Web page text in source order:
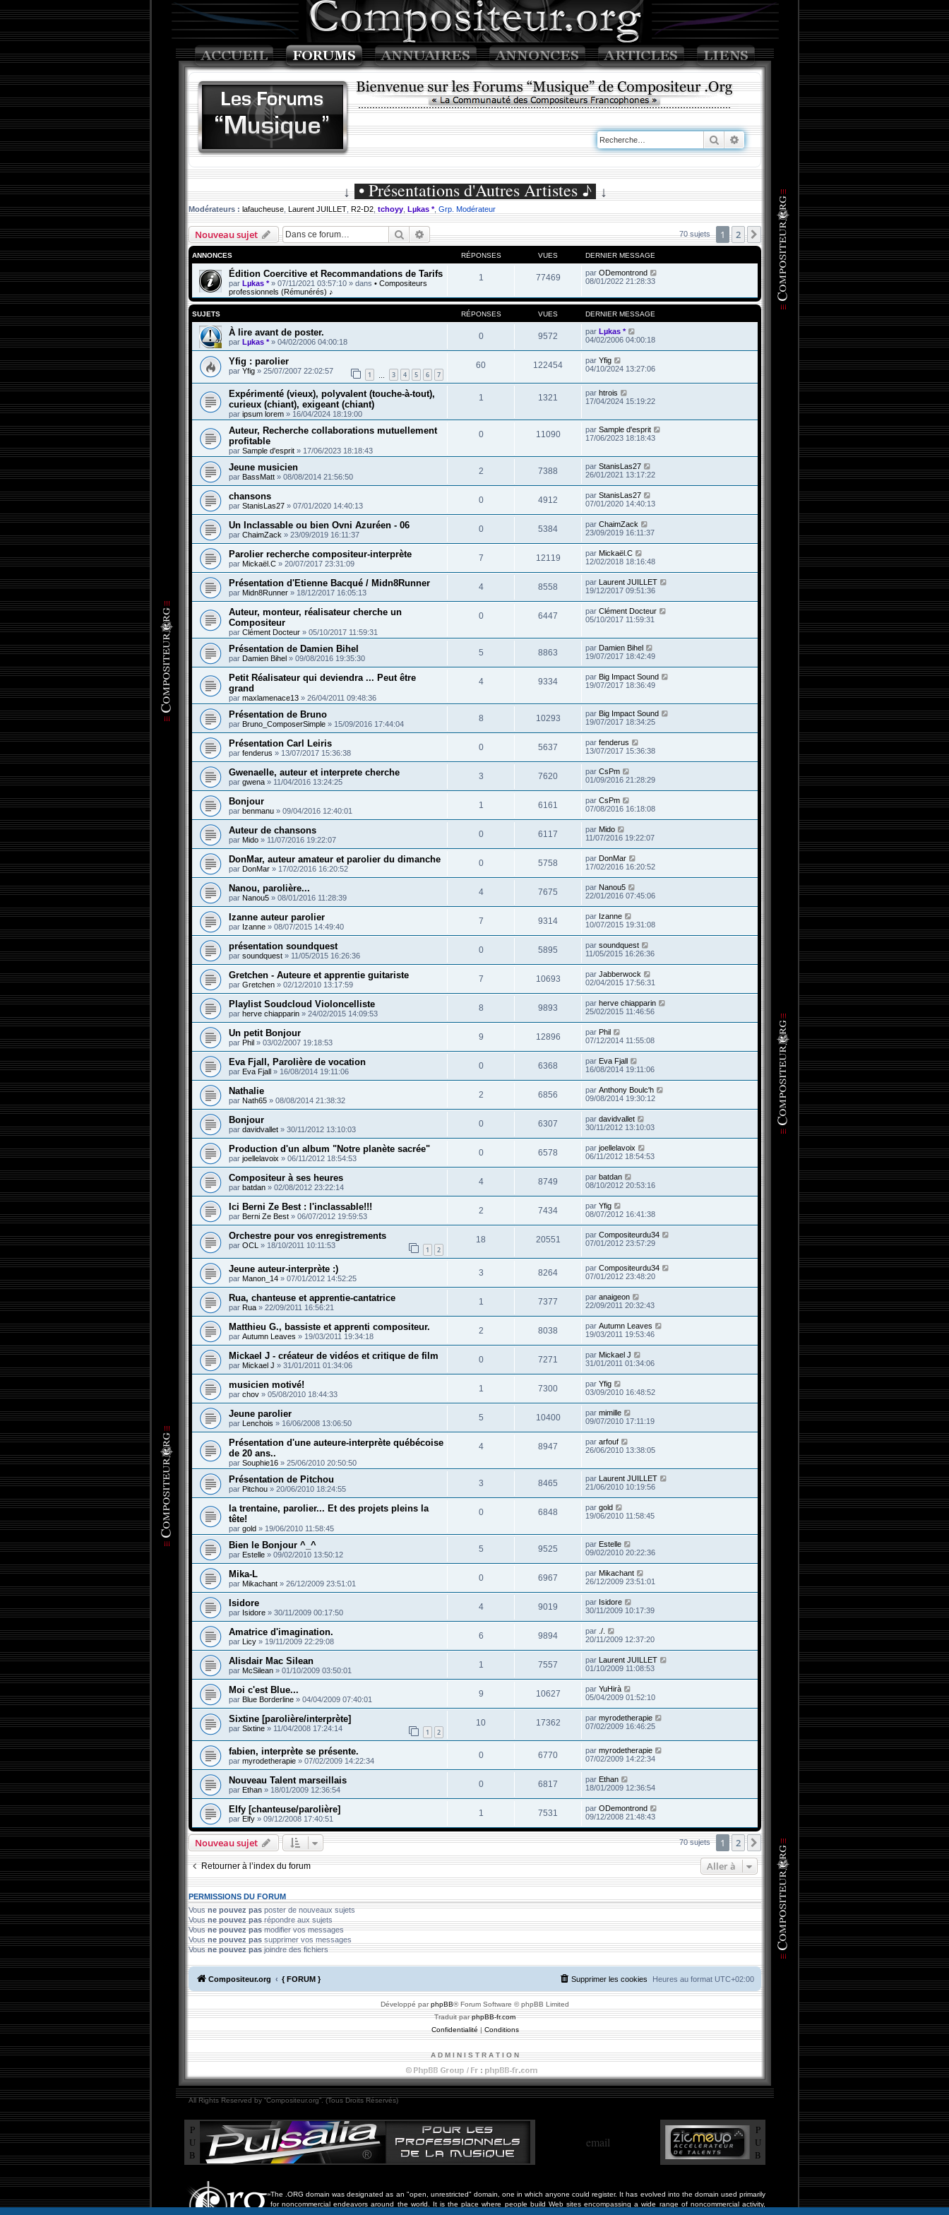
RechercherRecherche avancée
↓ • Présentations d'Autres Artistes ♪ ↓
Modérateurs : lafaucheuse Laurent JUILLET R2-D2 tchoyy Lµkas *, Grp. Modérateur
Nouveau sujet Rechercher
Recherche avancée 70 sujets 1 2 Suivante
ANNONCES RÉPONSES VUES DERNIER MESSAGE
Édition Coercitive et Recommandations de Tarifs
par Lµkas *» 07/11/2021 03:57:10 » dans • Compositeurs
professionnels (Rémunérés) ♪
1 77469 par ODemontrond
08/01/2022 21:28:33
SUJETS RÉPONSES VUES DERNIER MESSAGE
À lire avant de poster.
par Lµkas *» 04/02/2006 04:00:18
0 9572 par Lµkas *
04/02/2006 04:00:18
Yfig : parolier
par Yfig » 25/07/2007 22:02:57 1 3 4 5 6 7
60 122454 par Yfig
04/10/2024 13:27:06
Expérimenté (vieux), polyvalent (touche-à-tout),
curieux (chiant), exigeant (chiant)
par ipsum lorem » 16/04/2024 18:19:00
1 1321 par htrois
17/04/2024 15:19:22
Auteur, Recherche collaborations mutuellement
profitable
par Sample d'esprit » 17/06/2023 18:18:43
0 11090 par Sample d'esprit
17/06/2023 18:18:43
Jeune musicien
par BassMatt » 08/08/2014 21:56:50
2 7388 par StanisLas27
26/01/2021 13:17:22
chansons
par StanisLas27 » 07/01/2020 14:40:13
0 4912 par StanisLas27
07/01/2020 14:40:13
Un Inclassable ou bien Ovni Azuréen - 06
par ChaimZack » 23/09/2019 16:11:37
0 5384 par ChaimZack
23/09/2019 16:11:37
Parolier recherche compositeur-interprète
par Mickaël.C » 20/07/2017 23:31:09
7 12119 par Mickaël.C
12/02/2018 18:16:48
Présentation d'Etienne Bacqué / Midn8Runner
par Midn8Runner » 18/12/2017 16:05:13
4 8558 par Laurent JUILLET
19/12/2017 09:51:36
Auteur, monteur, réalisateur cherche un
Compositeur
par Clément Docteur » 05/10/2017 11:59:31
0 6447 par Clément Docteur
05/10/2017 11:59:31
Présentation de Damien Bihel
par Damien Bihel » 09/08/2016 19:35:30
5 8863 par Damien Bihel
19/07/2017 18:42:49
Petit Réalisateur qui deviendra ... Peut être
grand
par maxlamenace13 » 26/04/2011 09:48:36
4 9334 par Big Impact Sound
19/07/2017 18:36:49
Présentation de Bruno
par Bruno_ComposerSimple » 15/09/2016 17:44:04
8 10293 par Big Impact Sound
19/07/2017 18:34:25
Présentation Carl Leiris
par fenderus » 13/07/2017 15:36:38
0 5637 par fenderus
13/07/2017 15:36:38
Gwenaelle, auteur et interprete cherche
par gwena » 11/04/2016 13:24:25
3 7620 par CsPm
01/09/2016 21:28:29
Bonjour
par benmanu » 09/04/2016 12:40:01
1 6161 par CsPm
07/08/2016 16:18:08
Auteur de chansons
par Mido » 11/07/2016 19:22:07
0 6117 par Mido
11/07/2016 19:22:07
DonMar, auteur amateur et parolier du dimanche
par DonMar » 17/02/2016 16:20:52
0 5758 par DonMar
17/02/2016 16:20:52
Nanou, parolière...
par Nanou5 » 08/01/2016 11:28:39
4 7675 par Nanou5
22/01/2016 07:45:06
Izanne auteur parolier
par Izanne » 08/07/2015 14:49:40
7 9314 par Izanne
10/07/2015 19:31:08
présentation soundquest
par soundquest » 11/05/2015 16:26:36
0 5895 par soundquest
11/05/2015 16:26:36
Gretchen - Auteure et apprentie guitariste
par Gretchen » 02/12/2010 13:17:59
7 10693 par Jabberwock
02/04/2015 17:56:31
Playlist Soudcloud Violoncelliste
par herve chiapparin » 24/02/2015 14:09:53
8 9893 par herve chiapparin
25/02/2015 11:46:56
Un petit Bonjour
par Phil » 03/02/2007 19:18:53
9 12896 par Phil
07/12/2014 11:55:08
Eva Fjall, Parolière de vocation
par Eva Fjall » 16/08/2014 19:11:06
0 6368 par Eva Fjall
16/08/2014 19:11:06
Nathalie
par Nath65 » 08/08/2014 21:38:32
2 6856 par Anthony Boulc'h
09/08/2014 19:30:12
Bonjour
par davidvallet » 30/11/2012 13:10:03
0 6307 par davidvallet
30/11/2012 13:10:03
Production d'un album "Notre planète sacrée"
par joellelavoix » 06/11/2012 18:54:53
0 6578 par joellelavoix
06/11/2012 18:54:53
Compositeur à ses heures
par batdan » 02/08/2012 23:22:14
4 8749 par batdan
08/10/2012 20:53:16
Ici Berni Ze Best : l'inclassable!!!
par Berni Ze Best » 06/07/2012 19:59:53
2 7434 par Yfig
08/07/2012 16:41:38
Orchestre pour vos enregistrements
par OCL » 18/10/2011 10:11:53 1 2
18 20551 par Compositeurdu34
07/01/2012 23:57:29
Jeune auteur-interprète :)
par Manon_14 » 07/01/2012 14:52:25
3 8264 par Compositeurdu34
07/01/2012 23:48:20
Rua, chanteuse et apprentie-cantatrice
par Rua » 22/09/2011 16:56:21
1 7377 par anaigeon
22/09/2011 20:32:43
Matthieu G., bassiste et apprenti compositeur.
par Autumn Leaves » 19/03/2011 19:34:18
2 8038 par Autumn Leaves
19/03/2011 19:53:46
Mickael J - créateur de vidéos et critique de film
par Mickael J » 31/01/2011 01:34:06
0 7271 par Mickael J
31/01/2011 01:34:06
musicien motivé!
par chov » 05/08/2010 18:44:33
1 7300 par Yfig
03/09/2010 16:48:52
Jeune parolier
par Lenchois » 16/06/2008 13:06:50
5 10400 par mimille
09/07/2010 17:11:19
Présentation d'une auteure-interprète québécoise
de 20 ans..
par Souphie16 » 25/06/2010 20:50:50
4 8947 par arfouf
26/06/2010 13:38:05
Présentation de Pitchou
par Pitchou » 20/06/2010 18:24:55
3 8465 par Laurent JUILLET
21/06/2010 10:19:56
la trentaine, parolier... Et des projets pleins la
tête!
par gold » 19/06/2010 11:58:45
0 6848 par gold
19/06/2010 11:58:45
Bien le Bonjour ^_^
par Estelle » 09/02/2010 13:50:12
5 9525 par Estelle
09/02/2010 20:22:36
Mika-L
par Mikachant » 26/12/2009 23:51:01
0 6967 par Mikachant
26/12/2009 23:51:01
Isidore
par Isidore » 30/11/2009 00:17:50
4 9019 par Isidore
30/11/2009 10:17:39
Amatrice d'imagination.
par Licy » 19/11/2009 22:29:08
6 9894 par ./.
20/11/2009 12:37:20
Alisdair Mac Silean
par McSilean » 01/10/2009 03:50:01
1 7557 par Laurent JUILLET
01/10/2009 11:08:53
Moi c'est Blue...
par Blue Borderline » 04/04/2009 07:40:01
9 10627 par YuHirà
05/04/2009 01:52:10
Sixtine [parolière/interprète]
par Sixtine » 11/04/2008 17:24:14 1 2
10 17362 par myrodetherapie
07/02/2009 16:46:25
fabien, interprète se présente.
par myrodetherapie » 07/02/2009 14:22:34
0 6770 par myrodetherapie
07/02/2009 14:22:34
Nouveau Talent marseillais
par Ethan » 18/01/2009 12:36:54
0 6817 par Ethan
18/01/2009 12:36:54
Elfy [chanteuse/parolière]
par Elfy » 09/12/2008 17:40:51
1 7531 par ODemontrond
09/12/2008 21:48:43
Nouveau sujet 70 sujets 1 2 Suivante
Retourner à l’index du forum Aller à
PERMISSIONS DU FORUM
Vousne pouvez pasposter de nouveaux sujets
Vousne pouvez pasrépondre aux sujets
Vousne pouvez pasmodifier vos messages
Vous ne pouvez pas supprimer vos messages
Vousne pouvez pasjoindre des fichiers
Compositeur.org { FORUM } Heures au format UTC+02:00
Supprimer les cookies
Développé parphpBB® Forum Software © phpBB Limited
Traduit parphpBB-fr.com
Confidentialité|Conditions
A D M I N I S T R A T I O N
All Rights Reserved by “Compositeur.org”. (Tous Droits Réservés)
P
U
B
email
P
U
B
The .ORG domain was designated as an "open, unrestricted" domain, one in which anyone could register. It has evolved into the domain used primarily
for noncommercial endeavors around the world. It is the place where people build Web sites encompassing a wide range of noncommercial activity,